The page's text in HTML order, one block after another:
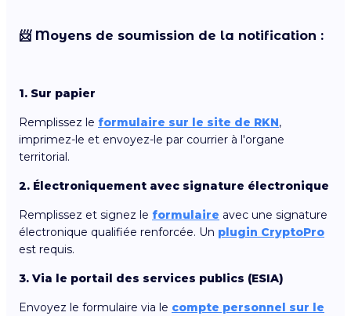
📨 Moyens de soumission de la notification :
1. Sur papier
Remplissez le formulaire sur le site de RKN,
imprimez-le et envoyez-le par courrier à l'organe
territorial.
2. Électroniquement avec signature électronique
Remplissez et signez le formulaire avec une signature
électronique qualifiée renforcée. Un plugin CryptoPro
est requis.
3. Via le portail des services publics (ESIA)
Envoyez le formulaire via le compte personnel sur le